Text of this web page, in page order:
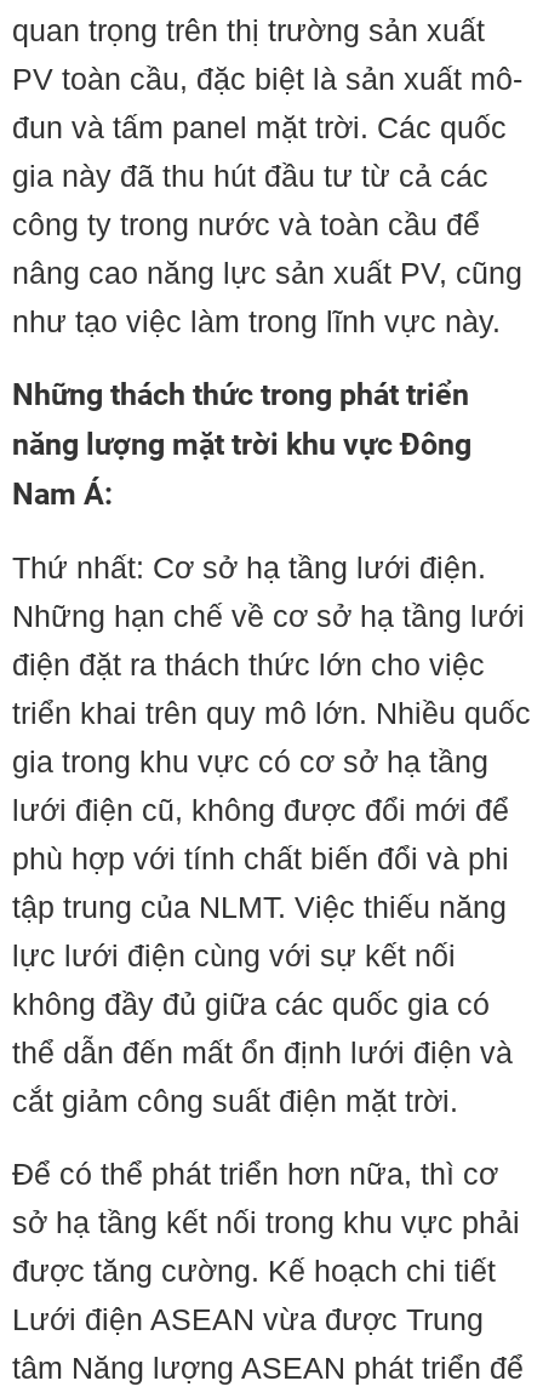
quan trọng trên thị trường sản xuất
PV toàn cầu, đặc biệt là sản xuất mô-
đun và tấm panel mặt trời. Các quốc
gia này đã thu hút đầu tư từ cả các
công ty trong nước và toàn cầu để
nâng cao năng lực sản xuất PV, cũng
như tạo việc làm trong lĩnh vực này.
Những thách thức trong phát triển
năng lượng mặt trời khu vực Đông
Nam Á:
Thứ nhất: Cơ sở hạ tầng lưới điện.
Những hạn chế về cơ sở hạ tầng lưới
điện đặt ra thách thức lớn cho việc
triển khai trên quy mô lớn. Nhiều quốc
gia trong khu vực có cơ sở hạ tầng
lưới điện cũ, không được đổi mới để
phù hợp với tính chất biến đổi và phi
tập trung của NLMT. Việc thiếu năng
lực lưới điện cùng với sự kết nối
không đầy đủ giữa các quốc gia có
thể dẫn đến mất ổn định lưới điện và
cắt giảm công suất điện mặt trời.
Để có thể phát triển hơn nữa, thì cơ
sở hạ tầng kết nối trong khu vực phải
được tăng cường. Kế hoạch chi tiết
Lưới điện ASEAN vừa được Trung
tâm Năng lượng ASEAN phát triển để